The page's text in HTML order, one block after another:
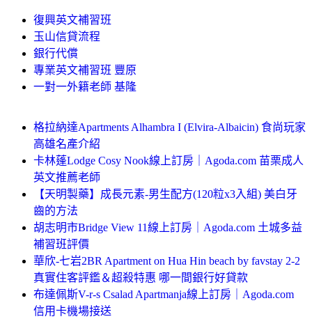
復興英文補習班
玉山信貸流程
銀行代償
專業英文補習班 豐原
一對一外籍老師 基隆
格拉納達Apartments Alhambra I (Elvira-Albaicin) 食尚玩家
高雄名產介紹
卡林蓬Lodge Cosy Nook線上訂房｜Agoda.com 苗栗成人
英文推薦老師
【天明製藥】成長元素-男生配方(120粒x3入組) 美白牙
齒的方法
胡志明市Bridge View 11線上訂房｜Agoda.com 土城多益
補習班評價
華欣-七岩2BR Apartment on Hua Hin beach by favstay 2-2
真實住客評鑑＆超殺特惠 哪一間銀行好貸款
布達佩斯V-r-s Csalad Apartmanja線上訂房｜Agoda.com
信用卡機場接送